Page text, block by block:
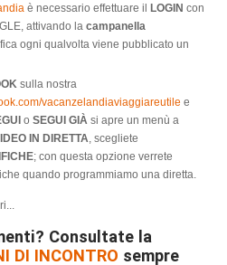
è necessario effettuare il LOGIN con
attivando lacampanella
ogni qualvolta viene pubblicato un
sulla nostra
vacanzelandiaviaggiareutile e
oSEGUI GIÀ si apre un menù a
IN DIRETTA, scegliete
; con questa opzione verrete
quando programmiamo una diretta.
Consultate la
DI INCONTRO sempre